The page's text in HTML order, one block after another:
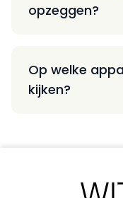
opzeggen?
Op welke
kijken?